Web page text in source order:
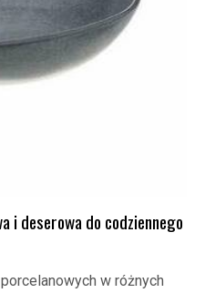
i deserowa do codziennego
w różnych